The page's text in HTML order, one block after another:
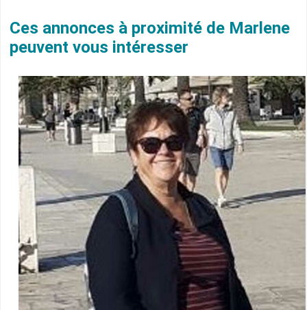
Ces annonces à proximité de Marlene
peuvent vous intéresser